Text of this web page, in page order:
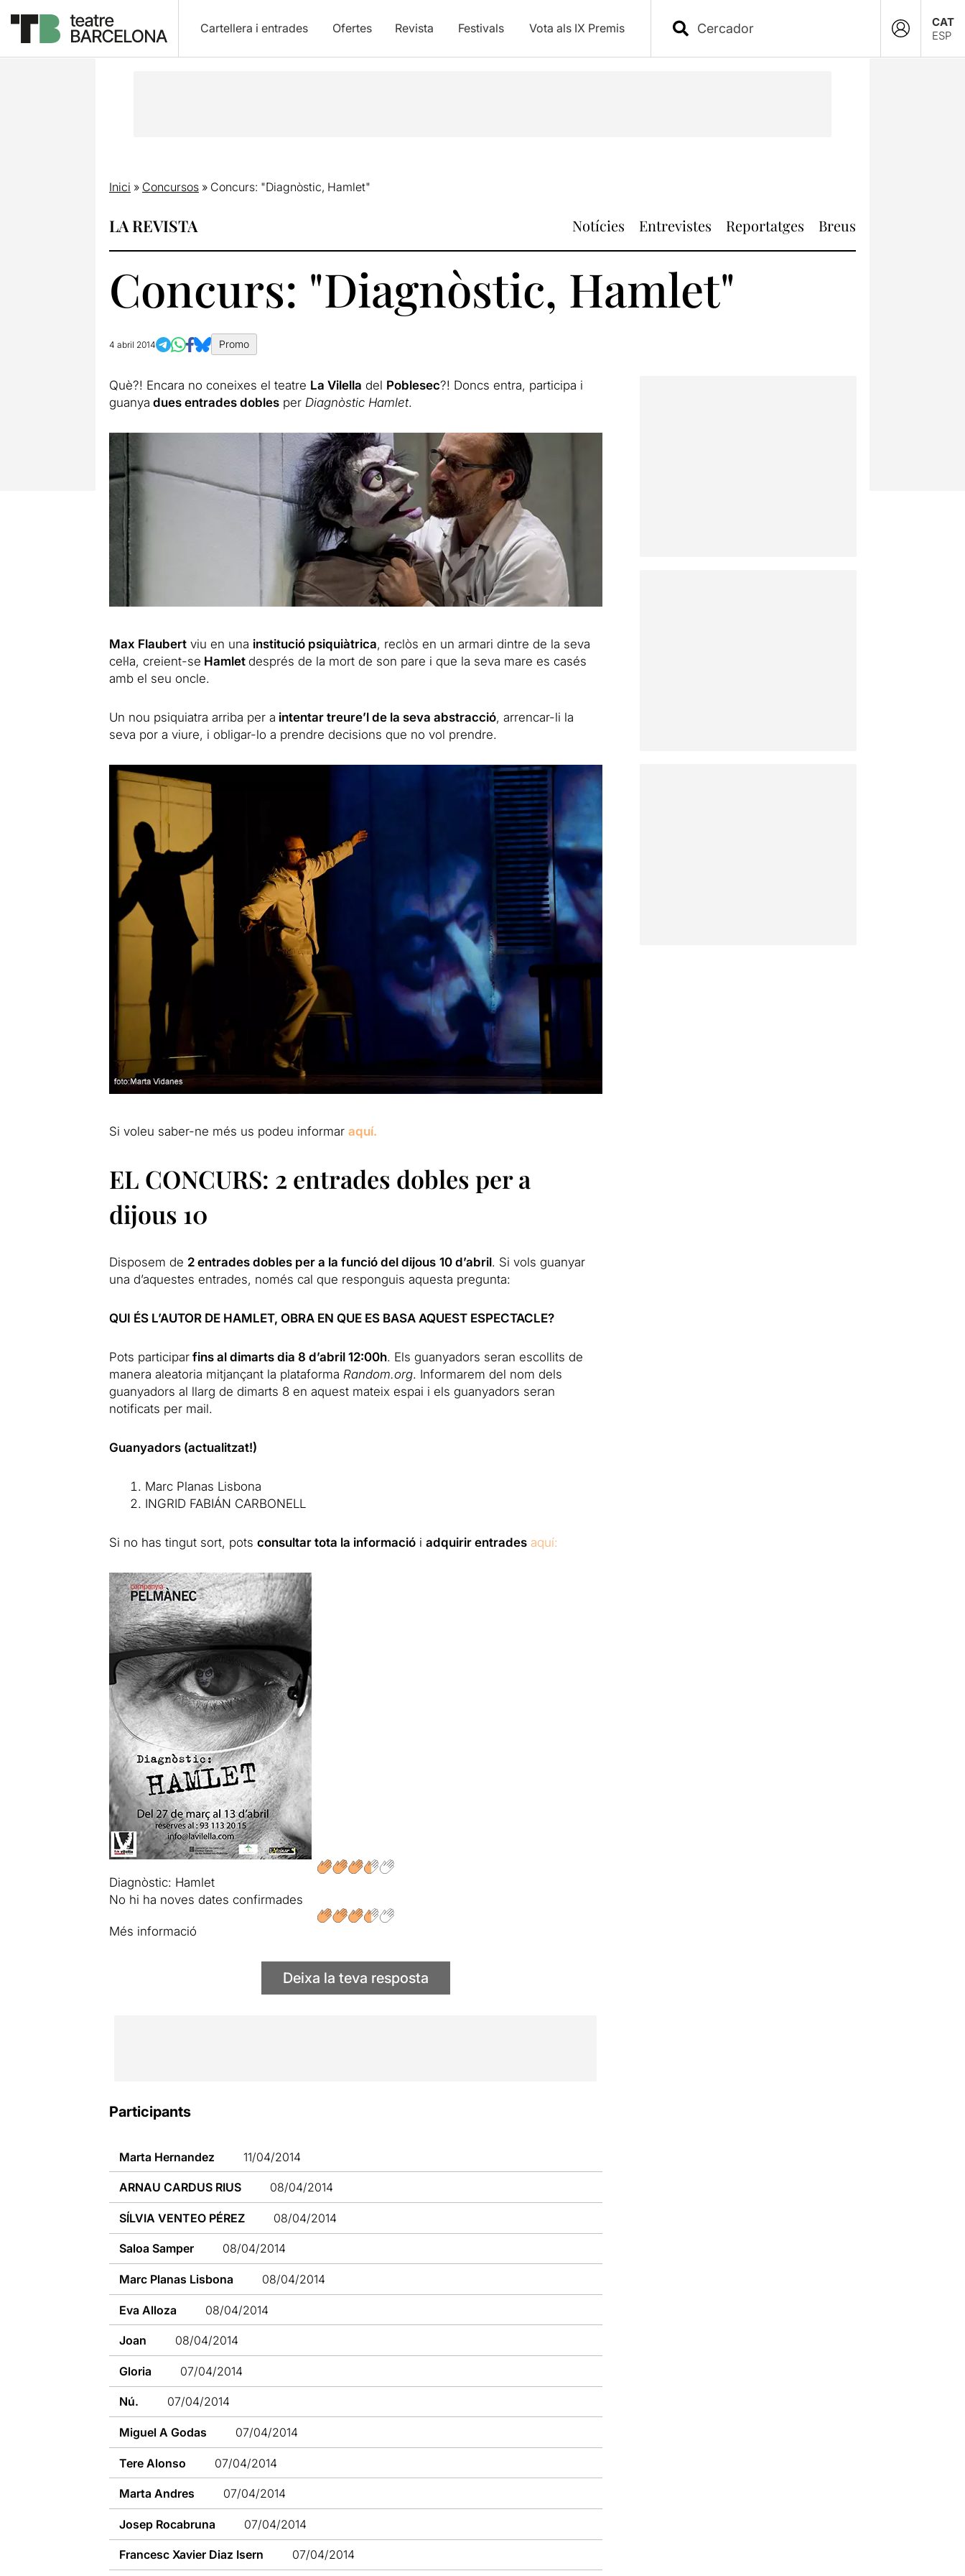
Cartellera i entrades Ofertes Revista Festivals Vota als IX Premis
CAT
ESP
Inici » Concursos» Concurs: "Diagnòstic, Hamlet"
LA REVISTA Notícies Entrevistes Reportatges Breus
Concurs: "Diagnòstic, Hamlet"
4 abril 2014 Promo
Què?! Encara no coneixes el teatre La Vilella del Poblesec?! Doncs entra, participa i
guanya dues entrades doblesper Diagnòstic Hamlet.
Max Flaubertviu en una institució psiquiàtrica, reclòs en un armari dintre de la seva
cel·la, creient-se Hamlet després de la mort de son pare i que la seva mare es casés
amb el seu oncle.
Un nou psiquiatra arriba per a intentar treure’l de la seva abstracció, arrencar-li la
seva por a viure, i obligar-lo a prendre decisions que no vol prendre.
Si voleu saber-ne més us podeu informar aquí.
EL CONCURS: 2 entrades dobles per a
dijous 10
Disposem de 2 entrades dobles per a la funció del dijous 10 d’abril. Si vols guanyar
una d’aquestes entrades, només cal que responguis aquesta pregunta:
QUI ÉS L’AUTOR DE HAMLET, OBRA EN QUE ES BASA AQUEST ESPECTACLE?
Pots participarfins al dimarts dia 8 d’abril 12:00h. Els guanyadors seran escollits de
manera aleatoria mitjançant la plataforma Random.org. Informarem del nom dels
guanyadors al llarg de dimarts 8 en aquest mateix espai i els guanyadors seran
notificats per mail.
Guanyadors (actualitzat!)
Marc Planas Lisbona
INGRID FABIÁN CARBONELL
Si no has tingut sort, pots consultar tota la informaciói adquirir entradesaquí:
Diagnòstic: Hamlet
No hi ha noves dates confirmades
Més informació
Deixa la teva resposta
Participants
Marta Hernandez 11/04/2014
ARNAU CARDUS RIUS 08/04/2014
SÍLVIA VENTEO PÉREZ 08/04/2014
Saloa Samper 08/04/2014
Marc Planas Lisbona 08/04/2014
Eva Alloza 08/04/2014
Joan 08/04/2014
Gloria 07/04/2014
Nú. 07/04/2014
Miguel A Godas 07/04/2014
Tere Alonso 07/04/2014
Marta Andres 07/04/2014
Josep Rocabruna 07/04/2014
Francesc Xavier Diaz Isern 07/04/2014